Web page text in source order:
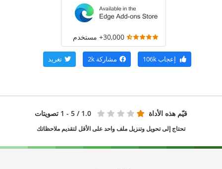
30,000+ مستخدم
إعجاب106k مشاركة 2k تغريد
قيّم هذه الأداة 1.0 / 5 - 1 تصويتات
تحتاج إلى تحويل وتنزيل ملف واحد على الأقل لتقديم ملاحظاتك